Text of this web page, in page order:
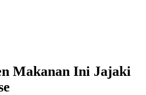
Makanan Ini Jajaki